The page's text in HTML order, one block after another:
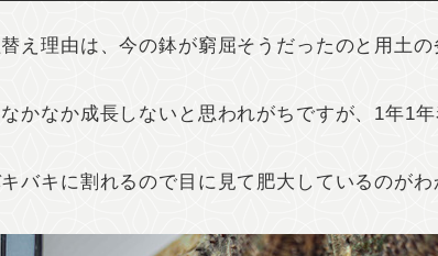
え理由は、今の鉢が窮屈そうだったのと用土の
かなか成長しないと思われがちですが、1年1年
バキに割れるので目に見て肥大しているのがわ